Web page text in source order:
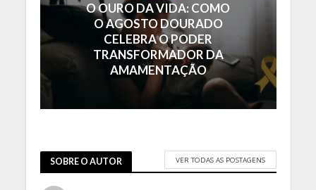
O OURO DA VIDA: COMO
O AGOSTO DOURADO
CELEBRA O PODER
TRANSFORMADOR DA
AMAMENTAÇÃO
SOBRE O AUTOR VER TODAS AS POSTAGENS